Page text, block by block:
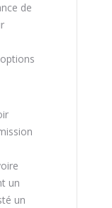
de
un
un